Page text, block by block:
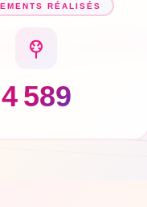
RÉALISÉS
4 589